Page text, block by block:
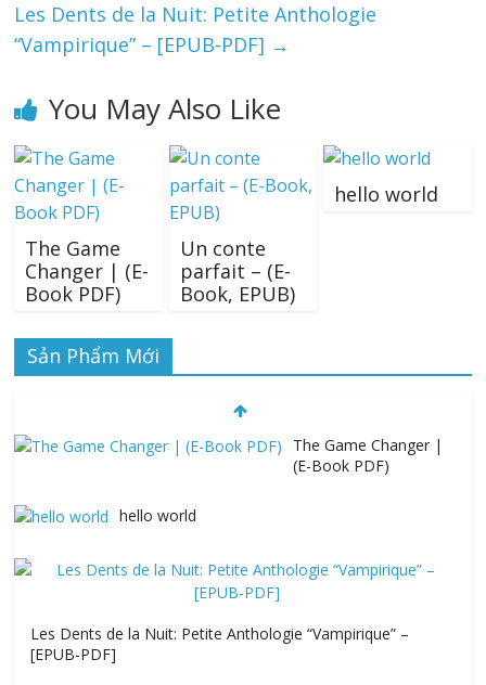
Les Dents de la Nuit: Petite Anthologie
“Vampirique” – [EPUB-PDF] →
You May Also Like
The Game
Changer | (E-
Book PDF)
Un conte
parfait – (E-
Book, EPUB)
hello world
Sản Phẩm Mới
The Game Changer |
(E-Book PDF)
hello world
Les Dents de la Nuit: Petite Anthologie “Vampirique” –
[EPUB-PDF]